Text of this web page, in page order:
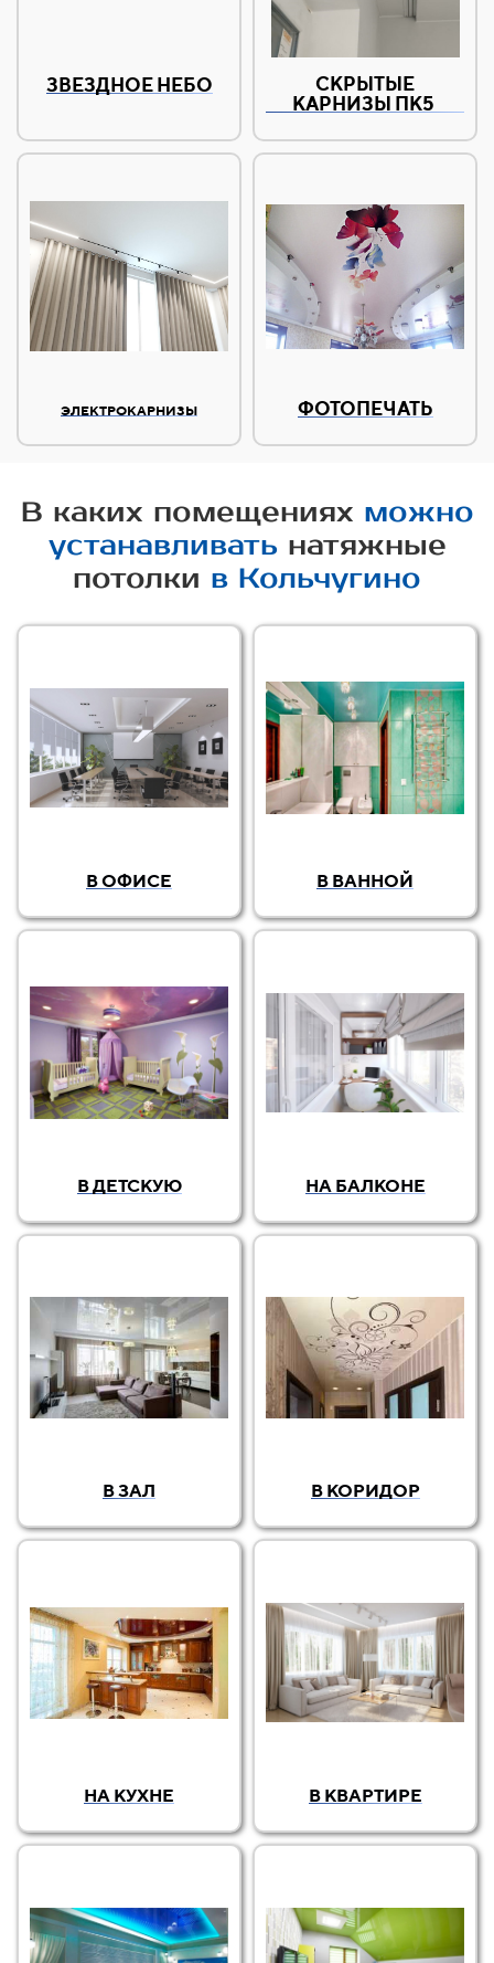
ЗВЕЗДНОЕ НЕБО
СКРЫТЫЕ
КАРНИЗЫ ПК5
ЭЛЕКТРОКАРНИЗЫ ФОТОПЕЧАТЬ
В каких помещениях можно
устанавливать натяжные
потолки в Кольчугино
В ОФИСЕ В ВАННОЙ
В ДЕТСКУЮ НА БАЛКОНЕ
В ЗАЛ В КОРИДОР
НА КУХНЕ В КВАРТИРЕ